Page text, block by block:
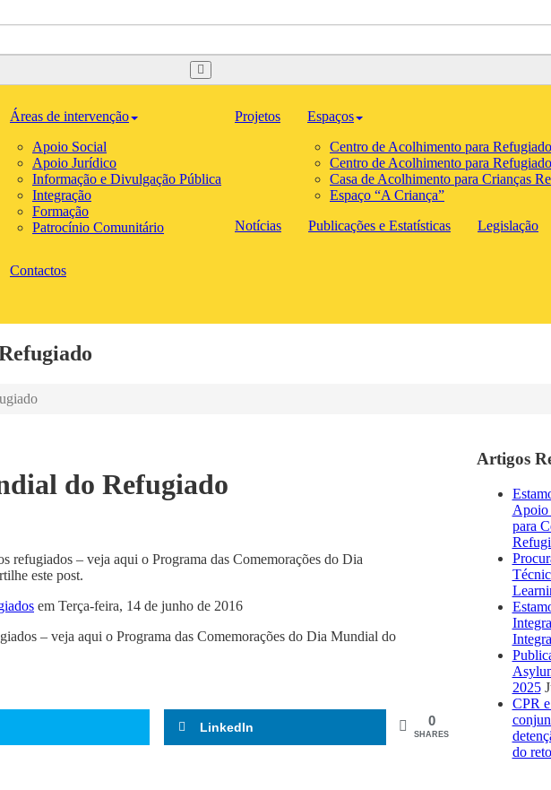
Áreas de intervenção
Apoio Social
Apoio Jurídico
Informação e Divulgação Pública
Integração
Formação
Patrocínio Comunitário
Projetos
Espaços
Centro de Acolhimento para
Centro de Acolhimento para
Casa de Acolhimento para Crianças
Espaço “A Criança”
Notícias
Publicações e Estatísticas Legislação
Contactos
do Refugiado
refugiados – veja aqui o Programa das Comemorações do Dia
este post.
em Terça-feira, 14 de junho de 2016
– veja aqui o Programa das Comemorações do Dia Mundial do
LinkedIn 0
SHARES
Artigos
Apoio
para
2025
CPR
do